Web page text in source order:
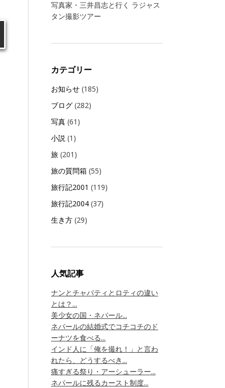
写真家・三井昌志と行く ラジャス
タン撮影ツアー
カテゴリー
お知らせ (185)
ブログ (282)
写真 (61)
小説 (1)
旅 (201)
旅の質問箱 (55)
旅行記2001 (119)
旅行記2004 (37)
生き方 (29)
人気記事
ナンとチャパティとロティの違い
とは？...
美少女の国・ネパール...
ネパールの結婚式でコチコチのド
ーナツを食べる...
インド人に「俺を撮れ！」と言わ
れたら、どうするべき...
痛すぎる祭り・アーシューラー...
ネパールに残るカースト制度...